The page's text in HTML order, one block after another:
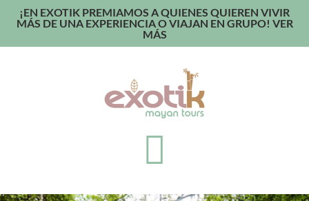
¡EN EXOTIK PREMIAMOS A QUIENES QUIEREN VIVIR
MÁS DE UNA EXPERIENCIA O VIAJAN EN GRUPO! VER
MÁS